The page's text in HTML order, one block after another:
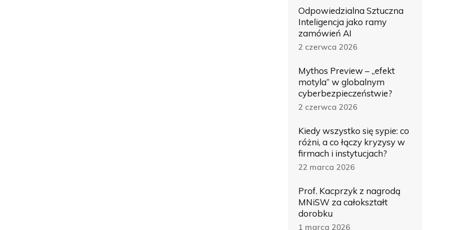
Odpowiedzialna Sztuczna
Inteligencja jako ramy
zamówień AI
2 czerwca 2026
Mythos Preview – „efekt
motyla” w globalnym
cyberbezpieczeństwie?
2 czerwca 2026
Kiedy wszystko się sypie: co
różni, a co łączy kryzysy w
firmach i instytucjach?
22 marca 2026
Prof. Kacprzyk z nagrodą
MNiSW za całokształt
dorobku
1 marca 2026